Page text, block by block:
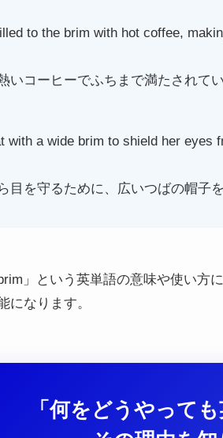
to the brim with hot coffee,
いコーヒーでふちまで満たされて
with a wide brim to shield her eyes
目を守るために、広いつばの帽子
」という英単語の意味や使い方
になります。
「何をどうやって